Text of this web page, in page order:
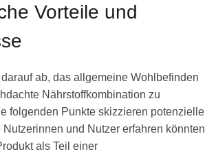
Vorteile und
ab, das allgemeine Wohlbefinden
Nährstoffkombination zu
folgenden Punkte skizzieren potenzielle
und Nutzer erfahren
als Teil einer